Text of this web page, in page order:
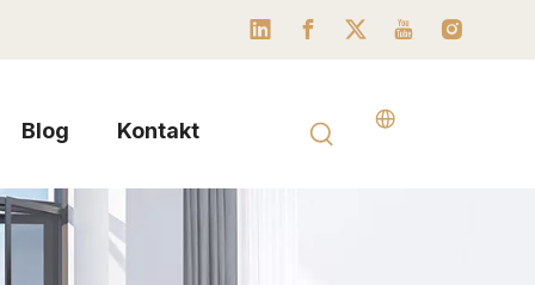
Blog Kontakt